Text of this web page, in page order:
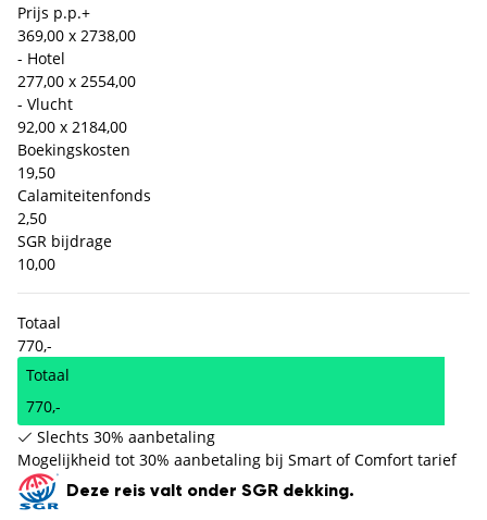
Prijs p.p.+
369,00 x 2738,00
- Hotel
277,00 x 2554,00
- Vlucht
92,00 x 2184,00
Boekingskosten
19,50
Calamiteitenfonds
2,50
SGR bijdrage
10,00
Totaal
770,-
Totaal
770,-
Slechts 30% aanbetaling
Mogelijkheid tot 30% aanbetaling bij Smart of Comfort tarief
Deze reis valt onder SGR dekking.